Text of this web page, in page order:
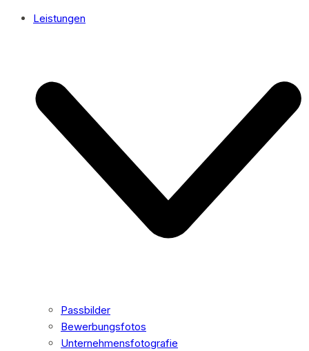
Leistungen
Passbilder
Bewerbungsfotos
Unternehmensfotografie